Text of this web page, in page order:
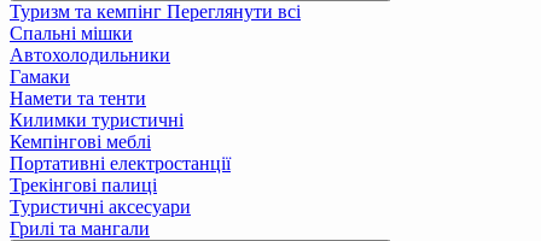
Туризм та кемпінг Переглянути всі
Спальні мішки
Автохолодильники
Гамаки
Намети та тенти
Килимки туристичні
Кемпінгові меблі
Портативні електростанції
Трекінгові палиці
Туристичні аксесуари
Грилі та мангали